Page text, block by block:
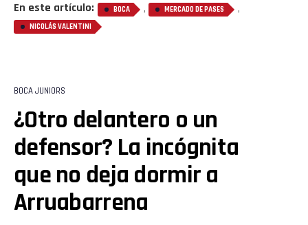
En este artículo: BOCA , MERCADO DE PASES ,
NICOLÁS VALENTINI
BOCA JUNIORS
¿Otro delantero o un
defensor? La incógnita
que no deja dormir a
Arruabarrena